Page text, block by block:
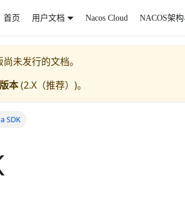
首页 用户文档 Nacos Cloud NACOS架
尚未发行的文档。
本(2.X（推荐） )。
SDK